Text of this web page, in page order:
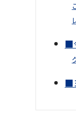
■
■